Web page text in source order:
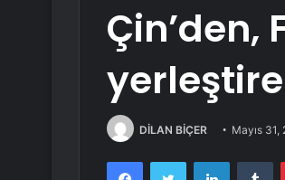
Çin’den,
DİLAN BİÇER Mayıs 31,
FacebookTwitter LinkedIn